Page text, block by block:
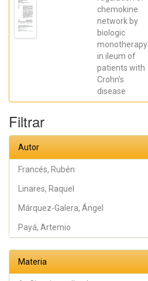
chemokine
network by
biologic
monotherapy
in ileum of
patients with
Crohn’s
disease
Filtrar
Autor
Francés, Rubén
Linares, Raquel
Márquez-Galera, Ángel
Payá, Artemio
Materia